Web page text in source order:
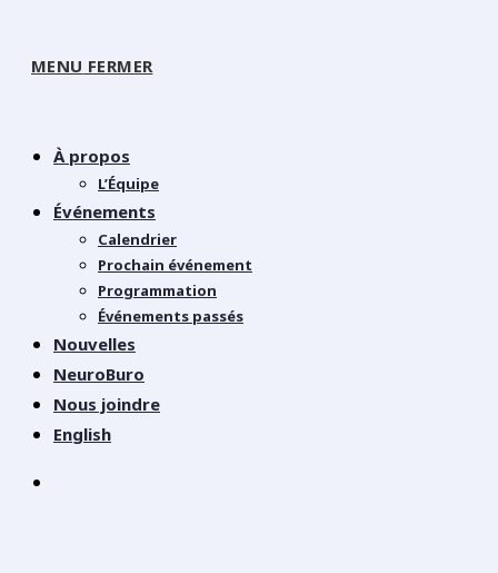
MENU FERMER
À propos
L’Équipe
Événements
Calendrier
Prochain événement
Programmation
Événements passés
Nouvelles
NeuroBuro
Nous joindre
English